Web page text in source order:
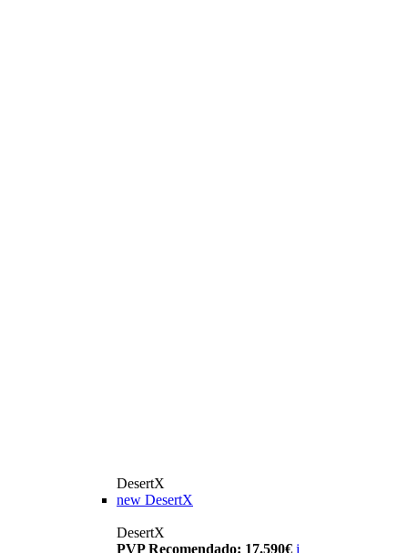
DesertX
new DesertX
DesertX
PVP Recomendado: 17.590€ i